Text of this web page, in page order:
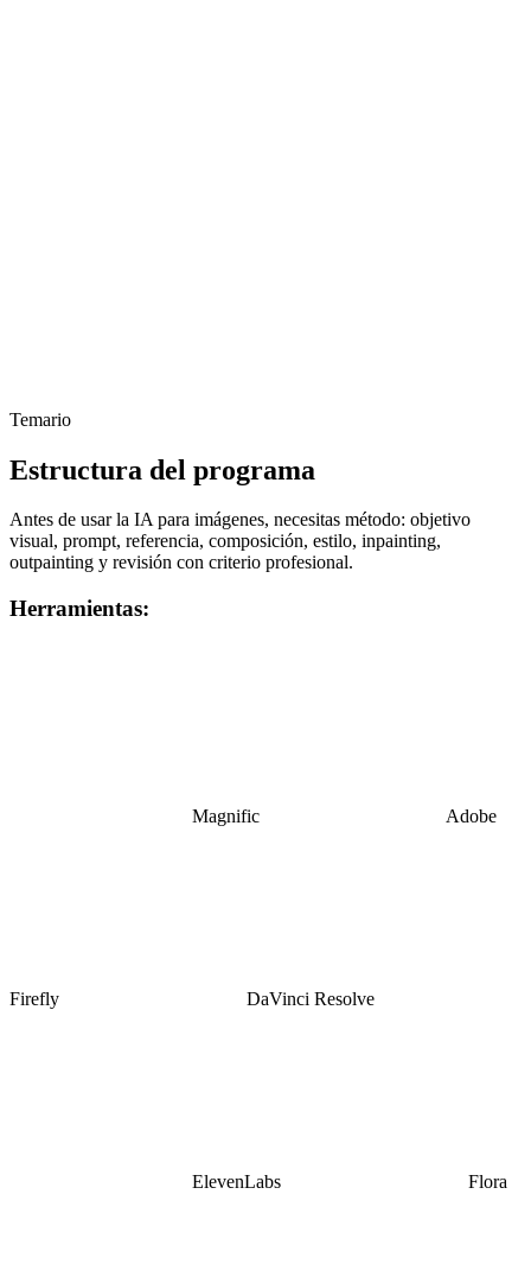
Temario
Estructura del programa
Antes de usar la IA para imágenes, necesitas método: objetivo
visual, prompt, referencia, composición, estilo, inpainting,
outpainting y revisión con criterio profesional.
Herramientas:
Magnific Adobe
Firefly DaVinci Resolve
ElevenLabs Flora